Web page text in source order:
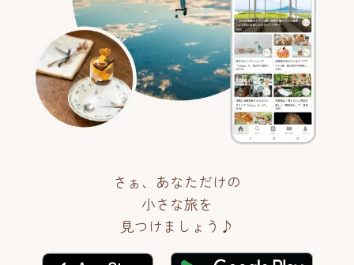
さぁ、あなただけの
小さな旅を
見つけましょう♪